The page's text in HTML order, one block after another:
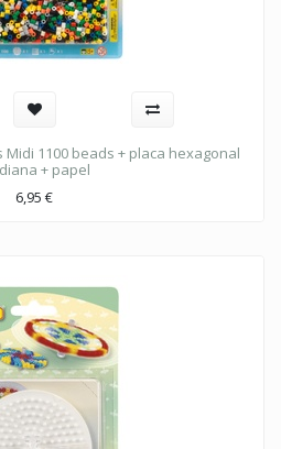
Midi 1100 beads + placa hexagonal
+ papel
6,95 €